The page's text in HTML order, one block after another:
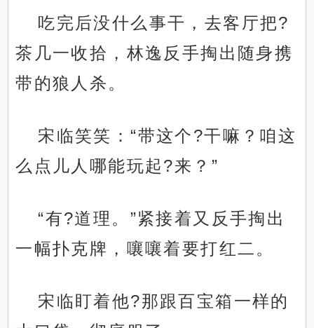
吃完后没什么事干，去客厅把?
茶几一收拾，林逸反手掏出随身携
带的狼人杀。
宋临笑笑：“带这个?干嘛？咱这
么点儿人哪能玩起?来？”
“有?道理。”紧接着又反手掏出
一幅扑克牌，嚷嚷着要打红二。
宋临盯着他?那跟百宝箱一样的